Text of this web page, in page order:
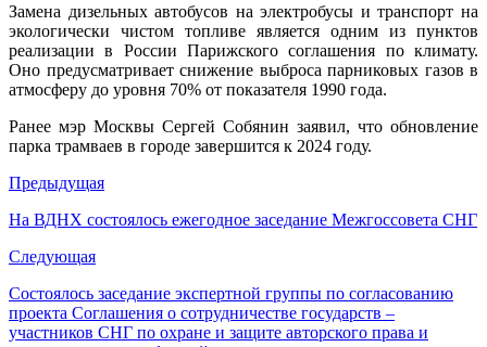
Замена дизельных автобусов на электробусы и транспорт на
экологически чистом топливе является одним из пунктов
реализации в России Парижского соглашения по климату.
Оно предусматривает снижение выброса парниковых газов в
атмосферу до уровня 70% от показателя 1990 года.
Ранее мэр Москвы Сергей Собянин заявил, что обновление
парка трамваев в городе завершится к 2024 году.
Предыдущая
На ВДНХ состоялось ежегодное заседание Межгоссовета СНГ
Следующая
Состоялось заседание экспертной группы по согласованию
проекта Соглашения о сотрудничестве государств –
участников СНГ по охране и защите авторского права и